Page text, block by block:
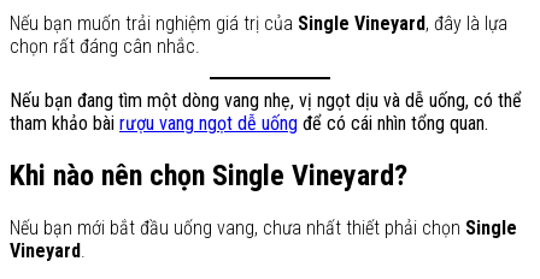
Nếu bạn muốn trải nghiệm giá trị của Single Vineyard, đây là lựa
chọn rất đáng cân nhắc.
Nếu bạn đang tìm một dòng vang nhẹ, vị ngọt dịu và dễ uống, có thể
tham khảo bài rượu vang ngọt dễ uống để có cái nhìn tổng quan.
Khi nào nên chọn Single Vineyard?
Nếu bạn mới bắt đầu uống vang, chưa nhất thiết phải chọn Single
Vineyard.